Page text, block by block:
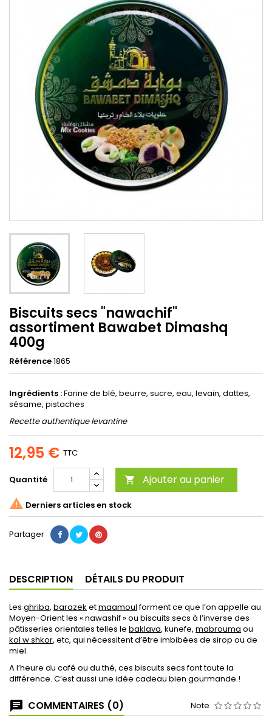
Biscuits secs "nawachif"
assortiment Bawabet Dimashq
400g
Référence1865
Ingrédients :Farine de blé, beurre, sucre, eau, levain, dattes,
sésame, pistaches
Recette authentique levantine
12,95 € TTC
Quantité  Ajouter au panier
 Derniers articles en stock
Partager
DESCRIPTION DÉTAILS DU PRODUIT
Les ghriba, barazek etmaamoulforment ce que l’on appelle au
Moyen-Orient les « nawashif » ou biscuits secs à l’inverse des
pâtisseries orientales telles le baklava, kunefe, mabrouma ou
kol w shkor, etc, qui nécessitent d’être imbibées de sirop ou de
miel.
A l’heure du café ou du thé, ces biscuits secs font toute la
différence. C’est aussi une idée cadeau bien gourmande !
COMMENTAIRES (0) Note